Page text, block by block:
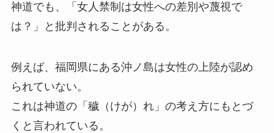
神道でも、「女人禁制は女性への差別や蔑視で
は？」と批判されることがある。
例えば、福岡県にある沖ノ島は女性の上陸が認め
られていない。
これは神道の「穢（けが）れ」の考え方にもとづ
くと言われている。